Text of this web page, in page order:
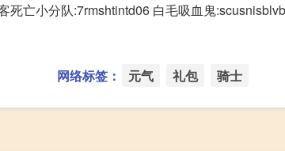
死亡小分队:7rmshtintd06 白毛吸血鬼
网络标签： 元气 礼包 骑士